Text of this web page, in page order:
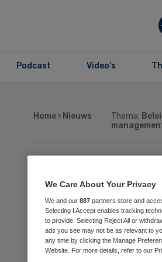
Podcast Video’s
Home › Nieuws Thema:
zorg
We Care About Your Privacy
We and our 887 partners store and
Selecting I Accept enables tracking
to provide. Selecting Reject All or
ads you see may not be as relevant to
any time by clicking the Manage
Website. For more details, refer to our